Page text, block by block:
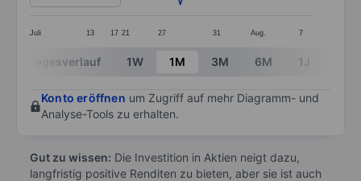
Juli 13 17 21 27 31 Aug. 7
End of interactive chart.
Tagesverlauf 1W 1M 3M 6M 1J
Konto eröffnen um Zugriff auf mehr Diagramm- und
Analyse-Tools zu erhalten.
Gut zu wissen: Die Investition in Aktien neigt dazu,
langfristig positive Renditen zu bieten, aber sie ist auch